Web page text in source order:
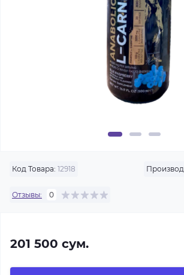
Код Товара: 12918
Отзывы: 0
201 500 сум.